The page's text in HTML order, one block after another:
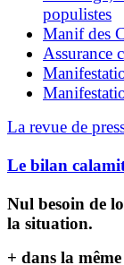
populistes
Manif des
Assurance
La revue de
Le bilan
Nul besoin de
la situation.
+ dans la